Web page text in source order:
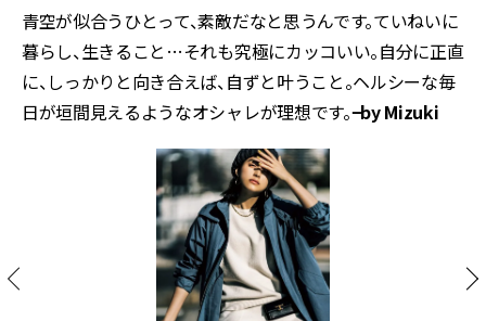
青空が似合うひとって、素敵だなと思うんです。ていねいに
暮らし、生きること…それも究極にカッコいい。自分に正直
に、しっかりと向き合えば、自ずと叶うこと。ヘルシーな毎
日が垣間見えるようなオシャレが理想です。−by Mizuki